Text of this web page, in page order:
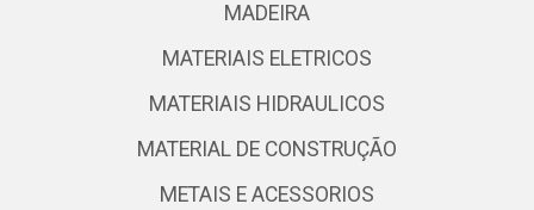
MADEIRA
MATERIAIS ELETRICOS
MATERIAIS HIDRAULICOS
MATERIAL DE CONSTRUÇÃO
METAIS E ACESSORIOS